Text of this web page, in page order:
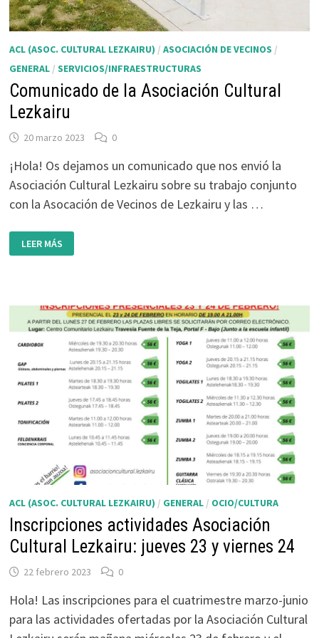
ACL (ASOC. CULTURAL LEZKAIRU) / ASOCIACIÓN DE VECINOS /
GENERAL/ SERVICIOS/INFRAESTRUCTURAS
Comunicado de la Asociación Cultural
Lezkairu
20 marzo 2023 0
¡Hola! Os dejamos un comunicado que nos envió la
Asociación Cultural Lezkairu sobre su trabajo conjunto
con la Asocación de Vecinos de Lezkairu y las …
COMUNICADO
DE
LA
LEER MÁS
ACL (ASOC. CULTURAL LEZKAIRU) / GENERAL/ OCIO/CULTURA
Inscripciones actividades Asociación
Cultural Lezkairu: jueves 23 y viernes 24
22 febrero 2023 0
Hola! Las inscripciones para el cuatrimestre marzo-junio
para las actividades ofertadas por la Asociación Cultural